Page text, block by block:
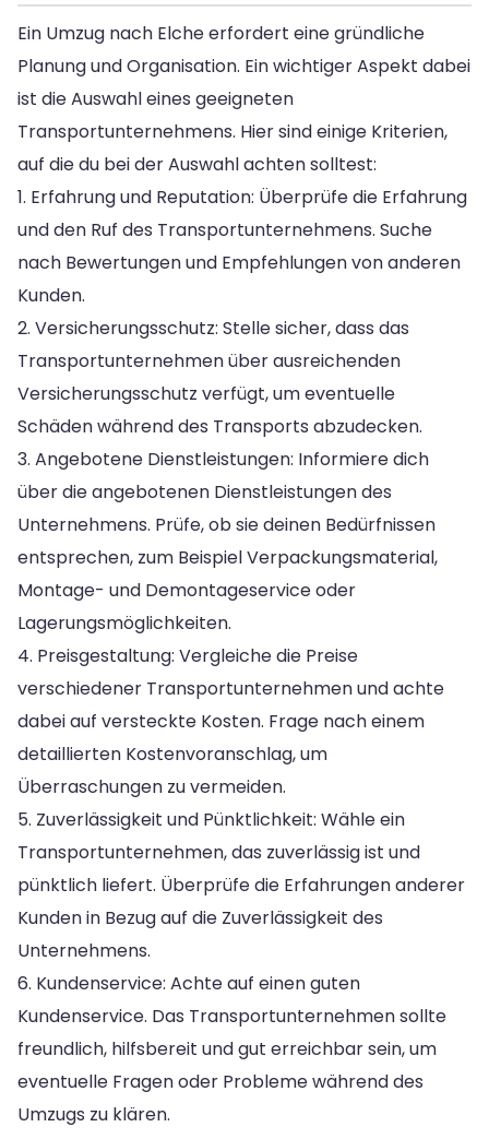
Ein Umzug nach Elche erfordert eine gründliche
Planung und Organisation. Ein wichtiger Aspekt dabei
ist die Auswahl eines geeigneten
Transportunternehmens. Hier sind einige Kriterien,
auf die du bei der Auswahl achten solltest:
1. Erfahrung und Reputation: Überprüfe die Erfahrung
und den Ruf des Transportunternehmens. Suche
nach Bewertungen und Empfehlungen von anderen
Kunden.
2. Versicherungsschutz: Stelle sicher, dass das
Transportunternehmen über ausreichenden
Versicherungsschutz verfügt, um eventuelle
Schäden während des Transports abzudecken.
3. Angebotene Dienstleistungen: Informiere dich
über die angebotenen Dienstleistungen des
Unternehmens. Prüfe, ob sie deinen Bedürfnissen
entsprechen, zum Beispiel Verpackungsmaterial,
Montage- und Demontageservice oder
Lagerungsmöglichkeiten.
4. Preisgestaltung: Vergleiche die Preise
verschiedener Transportunternehmen und achte
dabei auf versteckte Kosten. Frage nach einem
detaillierten Kostenvoranschlag, um
Überraschungen zu vermeiden.
5. Zuverlässigkeit und Pünktlichkeit: Wähle ein
Transportunternehmen, das zuverlässig ist und
pünktlich liefert. Überprüfe die Erfahrungen anderer
Kunden in Bezug auf die Zuverlässigkeit des
Unternehmens.
6. Kundenservice: Achte auf einen guten
Kundenservice. Das Transportunternehmen sollte
freundlich, hilfsbereit und gut erreichbar sein, um
eventuelle Fragen oder Probleme während des
Umzugs zu klären.